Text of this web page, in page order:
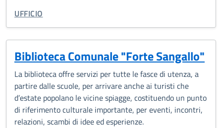
CATEGORIA CORRELATA:
UFFICIO
Biblioteca Comunale "Forte Sangallo"
La biblioteca offre servizi per tutte le fasce di utenza, a
partire dalle scuole, per arrivare anche ai turisti che
d’estate popolano le vicine spiagge, costituendo un punto
di riferimento culturale importante, per eventi, incontri,
relazioni, scambi di idee ed esperienze.